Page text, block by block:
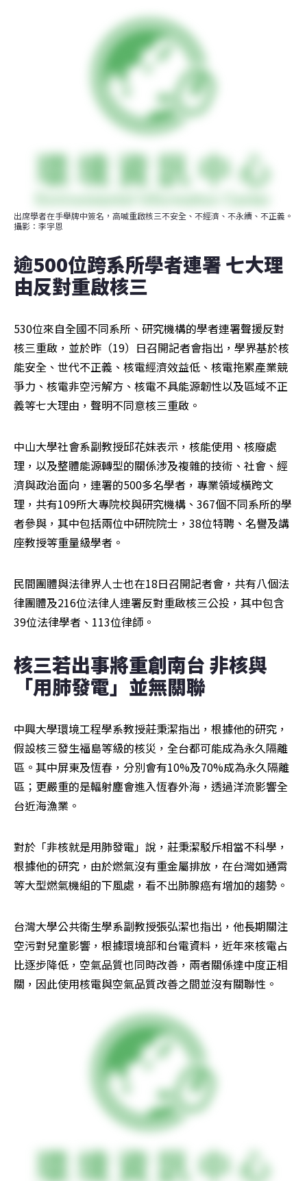
出席學者在手舉牌中簽名，高喊重啟核三不安全、不經濟、不永續、不正義。
攝影：李宇恩
逾500位跨系所學者連署 七大理
由反對重啟核三
530位來自全國不同系所、研究機構的學者連署聲援反對
核三重啟，並於昨（19）日召開記者會指出，學界基於核
能安全、世代不正義、核電經濟效益低、核電拖累產業競
爭力、核電非空污解方、核電不具能源韌性以及區域不正
義等七大理由，聲明不同意核三重啟。
中山大學社會系副教授邱花妹表示，核能使用、核廢處
理，以及整體能源轉型的關係涉及複雜的技術、社會、經
濟與政治面向，連署的500多名學者，專業領域橫跨文
理，共有109所大專院校與研究機構、367個不同系所的學
者參與，其中包括兩位中研院院士，38位特聘、名譽及講
座教授等重量級學者。
民間團體與法律界人士也在18日召開記者會，共有八個法
律團體及216位法律人連署反對重啟核三公投，其中包含
39位法律學者、113位律師。
核三若出事將重創南台 非核與
「用肺發電」並無關聯
中興大學環境工程學系教授莊秉潔指出，根據他的研究，
假設核三發生福島等級的核災，全台都可能成為永久隔離
區。其中屏東及恆春，分別會有10%及70%成為永久隔離
區；更嚴重的是輻射塵會進入恆春外海，透過洋流影響全
台近海漁業。
對於「非核就是用肺發電」說，莊秉潔駁斥相當不科學，
根據他的研究，由於燃氣沒有重金屬排放，在台灣如通霄
等大型燃氣機組的下風處，看不出肺腺癌有增加的趨勢。
台灣大學公共衛生學系副教授張弘潔也指出，他長期關注
空污對兒童影響，根據環境部和台電資料，近年來核電占
比逐步降低，空氣品質也同時改善，兩者關係達中度正相
關，因此使用核電與空氣品質改善之間並沒有關聯性。